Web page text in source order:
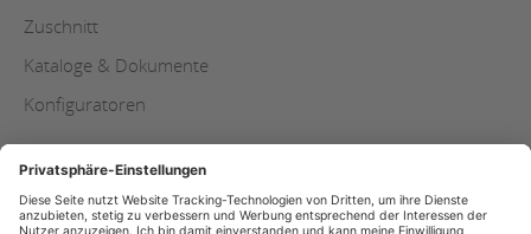
Zuschnitt
Kataloge & Dokumente
Konfiguratoren